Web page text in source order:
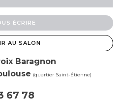
ÉCRIRE
AU SALON
Baragnon
(quartier Saint-Étienne)
67 78